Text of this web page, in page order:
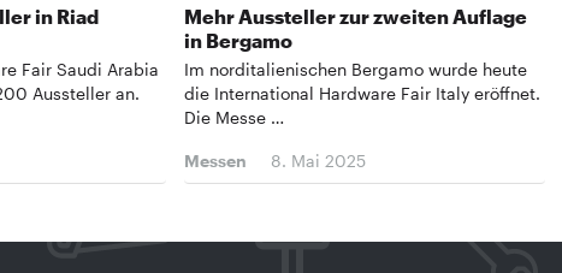
in Riad
Fair Saudi Arabia
Aussteller an.
Mehr Aussteller zur zweiten Auflage
in Bergamo
Im norditalienischen Bergamo wurde heute
die International Hardware Fair Italy eröffnet.
Die Messe …
Messen 8. Mai 2025